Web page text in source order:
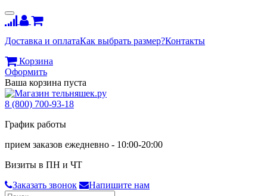
Доставка и оплатаКак выбрать размер?Контакты
Корзина
Оформить
Ваша корзина пуста
8 (800) 700-93-18
График работы
прием заказов ежедневно - 10:00-20:00
Визиты в ПН и ЧТ
Заказать звонок
Напишите нам